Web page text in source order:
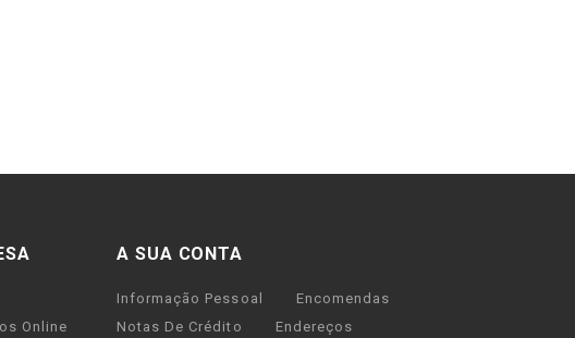
Online
A SUA CONTA
Informação Pessoal
Encomendas
Notas De Crédito
Endereços